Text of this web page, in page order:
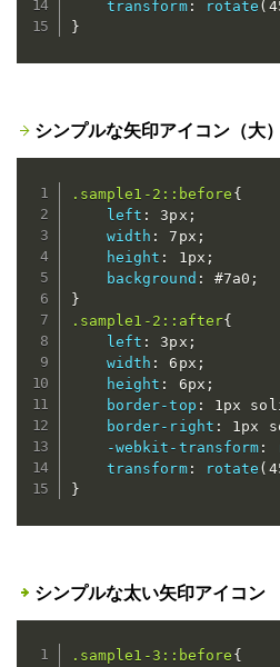
transform: rotate (
}
シンプルな矢印アイコン（大）
.sample1-2::before {
left : 3px ;
width : 7px ;
height : 1px ;
background : #7a0 ;
}
.sample1-2::after{
left : 3px ;
width : 6px ;
height : 6px ;
border-top : 1px
border-right : 1px
-webkit-transform :
transform: rotate (
}
シンプルな太い矢印アイコン
.sample1-3::before {